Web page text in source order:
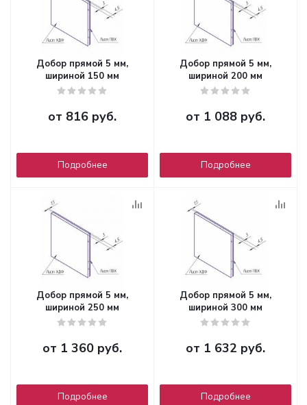
Добор прямой 5 мм,
шириной 150 мм
от 816 руб.
Подробнее
Добор прямой 5 мм,
шириной 200 мм
от 1 088 руб.
Подробнее
Добор прямой 5 мм,
шириной 250 мм
от 1 360 руб.
Подробнее
Добор прямой 5 мм,
шириной 300 мм
от 1 632 руб.
Подробнее